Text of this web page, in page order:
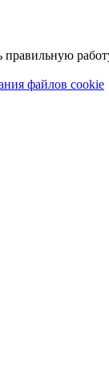
файлов cookie